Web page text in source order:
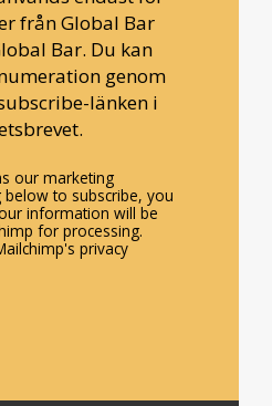
från Global Bar
Bar. Du kan
genom
länken i
our marketing
below to subscribe, you
information will be
for processing.
privacy